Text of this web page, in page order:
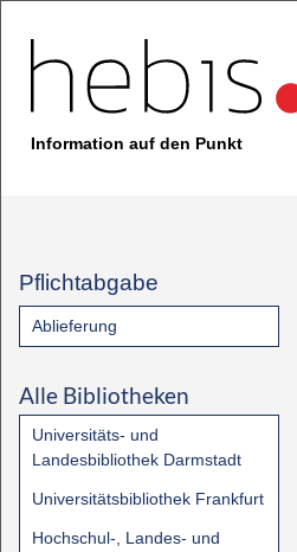
Information auf den Punkt
Pflichtabgabe
Ablieferung
Alle Bibliotheken
Universitäts- und
Landesbibliothek Darmstadt
Universitätsbibliothek Frankfurt
Hochschul-, Landes- und